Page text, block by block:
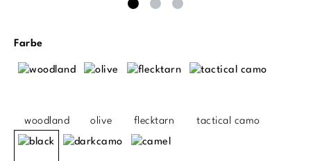
Farbeauswählen
woodland olive flecktarn tactical camo